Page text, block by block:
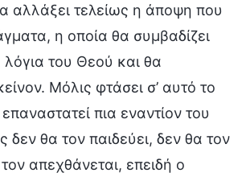
αλλάξει τελείως η άποψη που
η οποία θα συμβαδίζει
του Θεού και θα
Μόλις φτάσει σ’ αυτό το
πια εναντίον του
δεν θα τον παιδεύει, δεν θα τον
απεχθάνεται, επειδή ο